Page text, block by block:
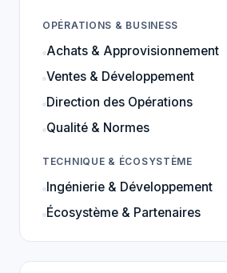
OPÉRATIONS & BUSINESS
Achats & Approvisionnement
Ventes & Développement
Direction des Opérations
Qualité & Normes
TECHNIQUE & ÉCOSYSTÈME
Ingénierie & Développement
Écosystème & Partenaires